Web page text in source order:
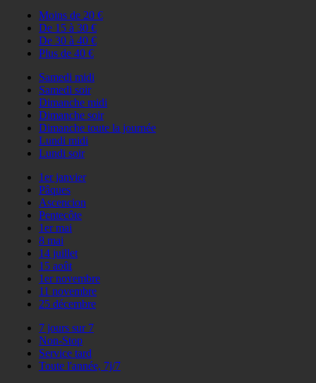
Moins de 20 €
De 15 à 30 €
De 30 à 40 €
Plus de 40 €
Samedi midi
Samedi soir
Dimanche midi
Dimanche soir
Dimanche toute la journée
Lundi midi
Lundi soir
1er janvier
Pâques
Ascencion
Pentecôte
1er mai
8 mai
14 juillet
15 août
1er novembre
11 novembre
25 décembre
7 jours sur 7
Non-Stop
Service tard
Toute l'année, 7j/7